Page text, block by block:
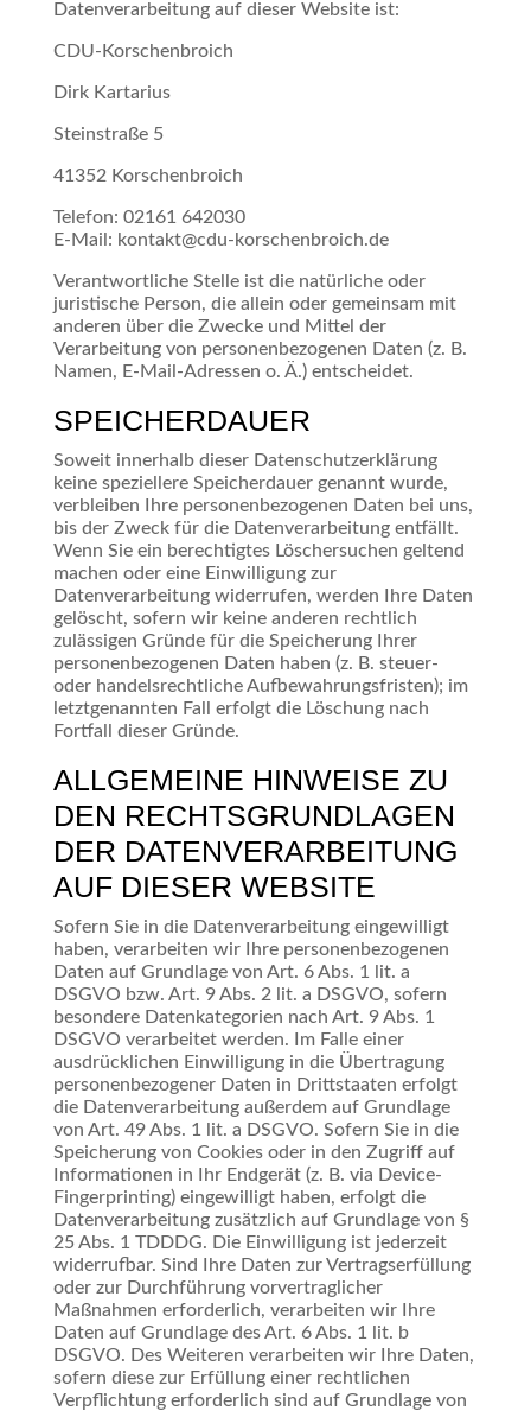
Datenverarbeitung auf dieser Website ist:
CDU-Korschenbroich
Dirk Kartarius
Steinstraße 5
41352 Korschenbroich
Telefon: 02161 642030
E-Mail: kontakt@cdu-korschenbroich.de
Verantwortliche Stelle ist die natürliche oder
juristische Person, die allein oder gemeinsam mit
anderen über die Zwecke und Mittel der
Verarbeitung von personenbezogenen Daten (z. B.
Namen, E-Mail-Adressen o. Ä.) entscheidet.
SPEICHERDAUER
Soweit innerhalb dieser Datenschutzerklärung
keine speziellere Speicherdauer genannt wurde,
verbleiben Ihre personenbezogenen Daten bei uns,
bis der Zweck für die Datenverarbeitung entfällt.
Wenn Sie ein berechtigtes Löschersuchen geltend
machen oder eine Einwilligung zur
Datenverarbeitung widerrufen, werden Ihre Daten
gelöscht, sofern wir keine anderen rechtlich
zulässigen Gründe für die Speicherung Ihrer
personenbezogenen Daten haben (z. B. steuer-
oder handelsrechtliche Aufbewahrungsfristen); im
letztgenannten Fall erfolgt die Löschung nach
Fortfall dieser Gründe.
ALLGEMEINE HINWEISE ZU
DEN RECHTSGRUNDLAGEN
DER DATENVERARBEITUNG
AUF DIESER WEBSITE
Sofern Sie in die Datenverarbeitung eingewilligt
haben, verarbeiten wir Ihre personenbezogenen
Daten auf Grundlage von Art. 6 Abs. 1 lit. a
DSGVO bzw. Art. 9 Abs. 2 lit. a DSGVO, sofern
besondere Datenkategorien nach Art. 9 Abs. 1
DSGVO verarbeitet werden. Im Falle einer
ausdrücklichen Einwilligung in die Übertragung
personenbezogener Daten in Drittstaaten erfolgt
die Datenverarbeitung außerdem auf Grundlage
von Art. 49 Abs. 1 lit. a DSGVO. Sofern Sie in die
Speicherung von Cookies oder in den Zugriff auf
Informationen in Ihr Endgerät (z. B. via Device-
Fingerprinting) eingewilligt haben, erfolgt die
Datenverarbeitung zusätzlich auf Grundlage von §
25 Abs. 1 TDDDG. Die Einwilligung ist jederzeit
widerrufbar. Sind Ihre Daten zur Vertragserfüllung
oder zur Durchführung vorvertraglicher
Maßnahmen erforderlich, verarbeiten wir Ihre
Daten auf Grundlage des Art. 6 Abs. 1 lit. b
DSGVO. Des Weiteren verarbeiten wir Ihre Daten,
sofern diese zur Erfüllung einer rechtlichen
Verpflichtung erforderlich sind auf Grundlage von